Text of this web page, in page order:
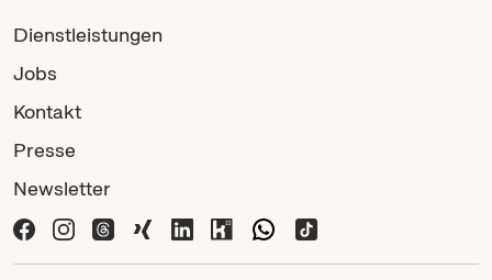
Dienstleistungen
Jobs
Kontakt
Presse
Newsletter